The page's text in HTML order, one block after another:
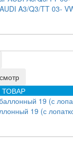
A3/Q3/TT 03-
19 (с